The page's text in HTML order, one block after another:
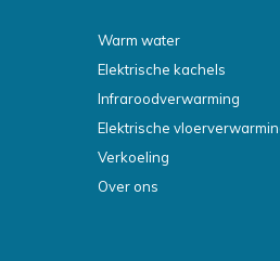
Warm water
Elektrische kachels
Infraroodverwarming
Elektrische
Verkoeling
Over ons